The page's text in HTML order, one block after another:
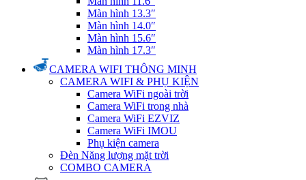
Màn hình 13.3″
Màn hình 14.0″
Màn hình 15.6″
Màn hình 17.3″
CAMERA WIFI THÔNG MINH
CAMERA WIFI & PHỤ KIỆN
Camera WiFi ngoài trời
Camera WiFi trong nhà
Camera WiFi EZVIZ
Camera WiFi IMOU
Phụ kiện camera
Đèn Năng lượng mặt trời
COMBO CAMERA